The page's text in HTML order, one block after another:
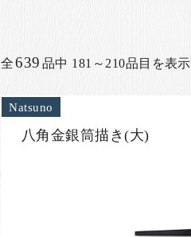
全639 品中 181～210品目を表示
Natsuno
八角金銀筒描き(大)